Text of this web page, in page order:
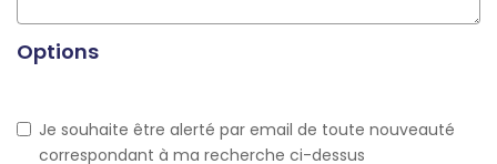
Options
Je souhaite être alerté par email de toute nouveauté
correspondant à ma recherche ci-dessus